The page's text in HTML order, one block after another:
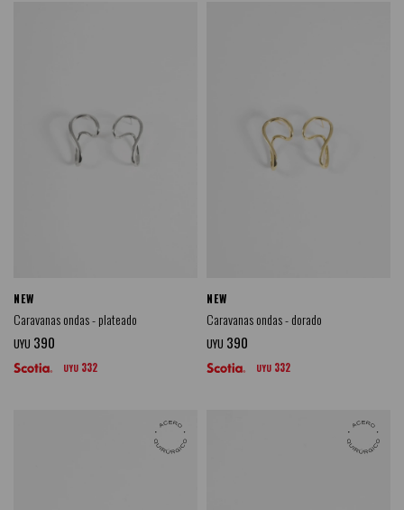
NEW
Caravanas ondas - plateado
UYU 390
UYU 332
NEW
Caravanas ondas - dorado
UYU 390
UYU 332